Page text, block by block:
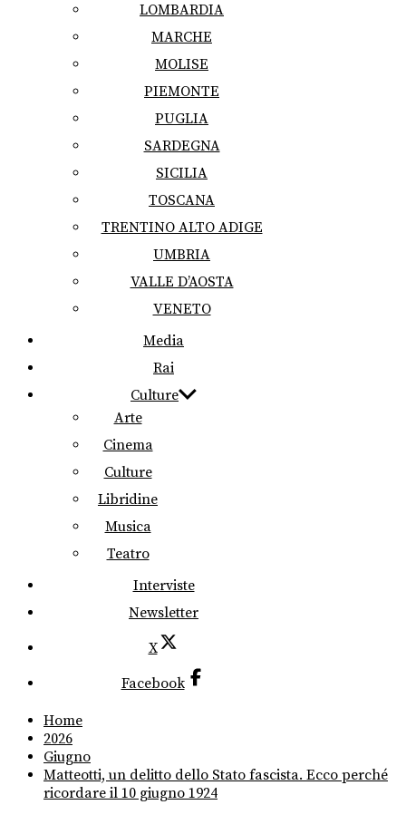
LOMBARDIA
MARCHE
MOLISE
PIEMONTE
PUGLIA
SARDEGNA
SICILIA
TOSCANA
TRENTINO ALTO ADIGE
UMBRIA
VALLE D’AOSTA
VENETO
Media
Rai
Culture
Arte
Cinema
Culture
Libridine
Musica
Teatro
Interviste
Newsletter
X
Facebook
Home
2026
Giugno
Matteotti, un delitto dello Stato fascista. Ecco perché
ricordare il 10 giugno 1924